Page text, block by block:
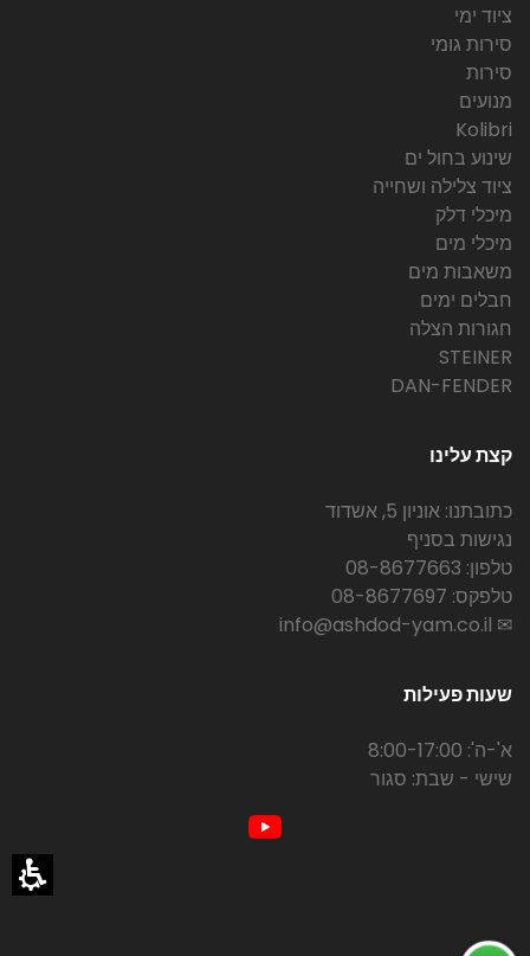
ציוד ימי
סירות גומי
סירות
מנועים
Kolibri
שינוע בחול ים
ציוד צלילה ושחייה
מיכלי דלק
מיכלי מים
משאבות מים
חבלים ימים
חגורות הצלה
STEINER
DAN-FENDER
קצת עלינו
כתובתנו: אוניון 5, אשדוד
נגישות בסניף
טלפון: 08-8677663
טלפקס: 08-8677697
✉ info@ashdod-yam.co.il
שעות פעילות
א'-ה': 8:00-17:00
שישי - שבת: סגור